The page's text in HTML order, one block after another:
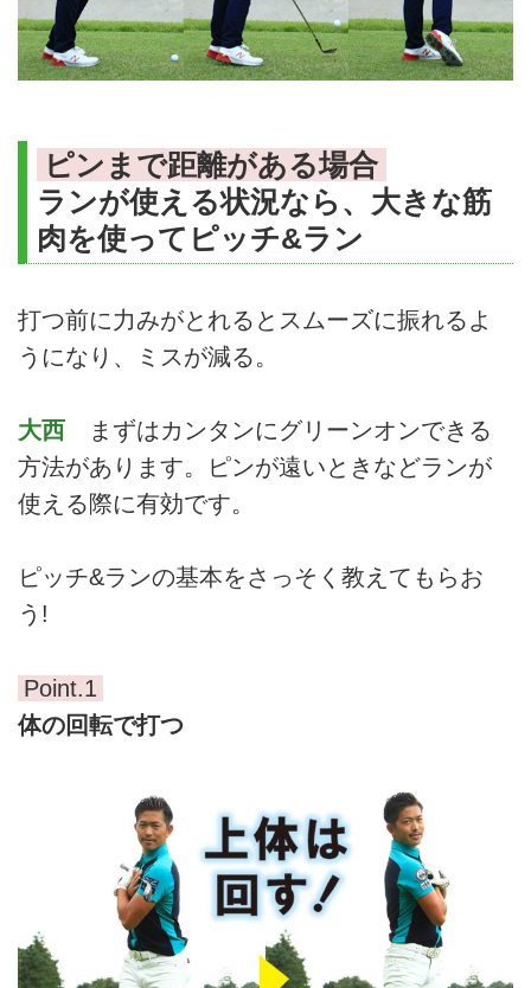
ピンまで距離がある場合
ランが使える状況なら、大きな筋
肉を使ってピッチ&ラン
打つ前に力みがとれるとスムーズに振れるよ
うになり、ミスが減る。
大西 まずはカンタンにグリーンオンできる
方法があります。ピンが遠いときなどランが
使える際に有効です。
ピッチ&ランの基本をさっそく教えてもらお
う!
Point.1
体の回転で打つ